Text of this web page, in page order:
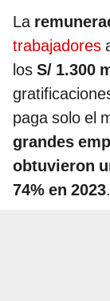
La
trabajadores
los S/ 1.300
paga solo el
grandes
obtuvieron
74% en 2023.